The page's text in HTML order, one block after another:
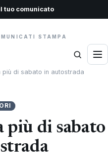
tuo comunicato
STAMPA
più di sabato in autostrada
più di sabato